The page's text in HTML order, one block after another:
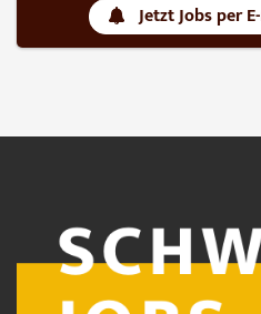
Jetzt Jobs per